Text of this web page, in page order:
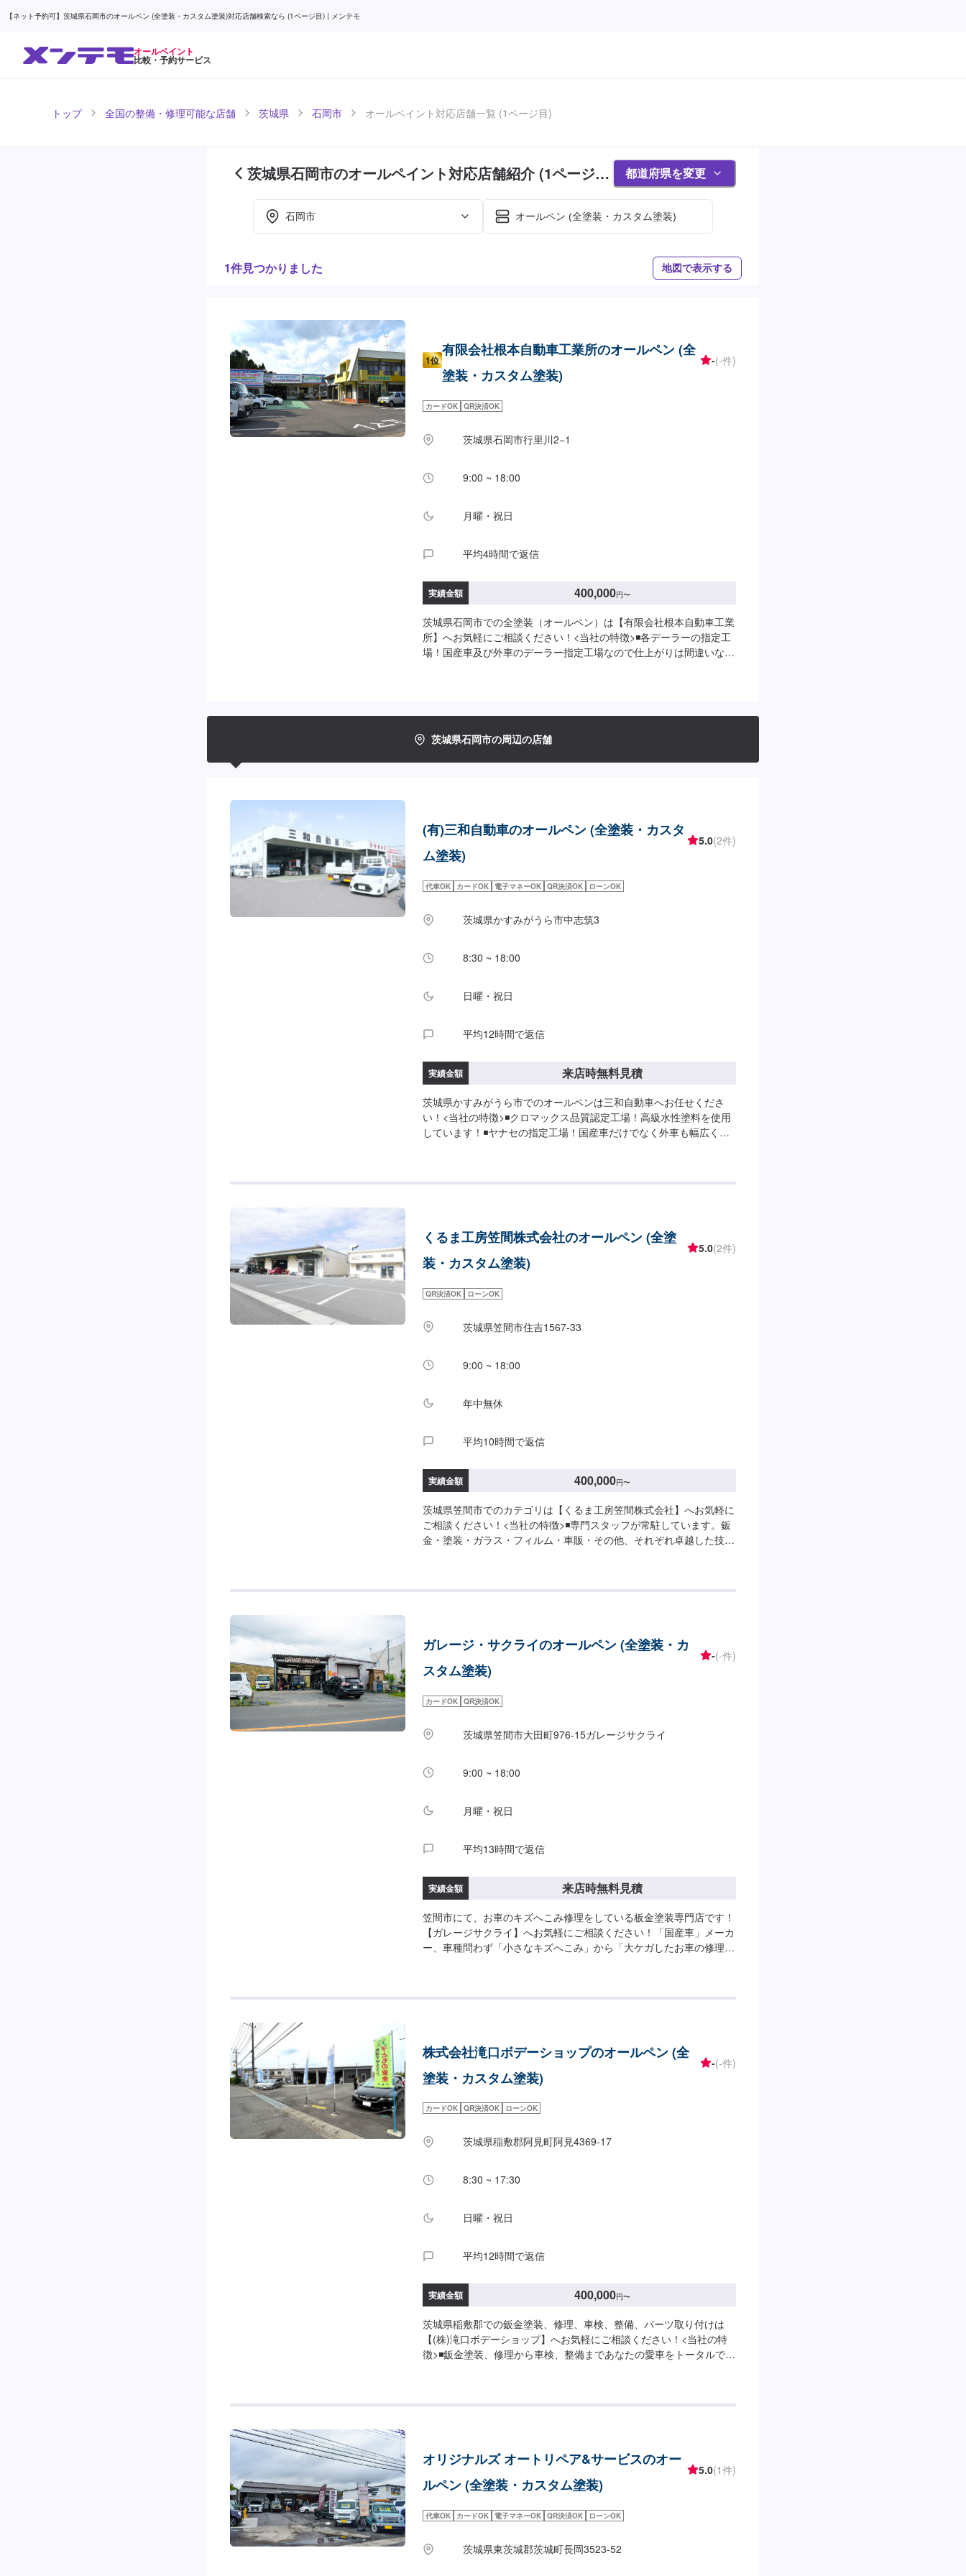
【ネット予約可】茨城県石岡市のオールペン (全塗装・カスタム塗装)対応店舗検索なら (1ページ目) | メンテモ
オールペイント
比較・予約サービス
トップ 全国の整備・修理可能な店舗 茨城県 石岡市 オールペイント対応店舗一覧 (1ページ目)
茨城県石岡市のオールペイント対応店舗紹介 (1ページ
目)
都道府県を変更
石岡市 オールペン (全塗装・カスタム塗装)
1件見つかりました 地図で表示する
1位
有限会社根本自動車工業所のオールペン (全
塗装・カスタム塗装)
-(-件)
カードOK QR決済OK
茨城県石岡市行里川2−1
9:00 ~ 18:00
月曜・祝日
平均4時間で返信
実績金額 400,000円〜
茨城県石岡市での全塗装（オールペン）は【有限会社根本自動車工業
所】へお気軽にご相談ください！<当社の特徴>◾各デーラーの指定工
場！国産車及び外車のデーラー指定工場なので仕上がりは間違いなし
ながら、色々なご提案をさせていただきます<お客様のご予算やご希
があまり取れない…などのご相談もお気軽にどうぞ！【1】オファー
前の空いているスペースに駐車してください。受付はスタッフへ「メ
ンテモで予約しました」とお伝えください。ご案内いたします。【定
休日・営業時間】定休日：月曜日、祝日営業時間：9:00~18:00
茨城県石岡市の周辺の店舗
(有)三和自動車のオールペン (全塗装・カスタ
ム塗装)
5.0(2件)
代車OK カードOK 電子マネーOK QR決済OK ローンOK
茨城県かすみがうら市中志筑3
8:30 ~ 18:00
日曜・祝日
平均12時間で返信
実績金額 来店時無料見積
茨城県かすみがうら市でのオールペンは三和自動車へお任せくださ
い！<当社の特徴>◾クロマックス品質認定工場！高級水性塗料を使用
しています！◾ヤナセの指定工場！国産車だけでなく外車も幅広く対
作業中は代車をご利用ください。※代車の燃料代はお客様にご負担い
ただいております。-----ご来店時の注意、受付方法-----入庫の際はお
気をつけてお越しください。駐車スペースは事務所前の空いているス
した」とお伝えください。ご案内いたします。【定休日・営業時間】
くるま工房笠間株式会社のオールペン (全塗
装・カスタム塗装)
5.0(2件)
QR決済OK ローンOK
茨城県笠間市住吉1567-33
9:00 ~ 18:00
年中無休
平均10時間で返信
実績金額 400,000円〜
茨城県笠間市でのカテゴリは【くるま工房笠間株式会社】へお気軽に
ご相談ください！<当社の特徴>◾専門スタッフが常駐しています。鈑
金・塗装・ガラス・フィルム・車販・その他、それぞれ卓越した技術
安く済ませたい…★お時間があまり取れない…などのご相談もお気軽
にどうぞ！【1】オファーにてお問い合わせ【2】お見積り【3】お見
積りにご納得いただければ作業開始【4】仕上がり次第納車-----納期
前後する場合がございます。予めご了承ください。-----代車について-
い。※代車の燃料代はお客様にご負担いただいております。-----ご来
駐車スペースは事務所前の空いているスペースに駐車してください。
受付はスタッフへ「メンテモで予約しました」とお伝えください。ご
のみ休み）営業時間：9:00~18:00
ガレージ・サクライのオールペン (全塗装・カ
スタム塗装)
-(-件)
カードOK QR決済OK
茨城県笠間市大田町976‐15ガレージサクライ
9:00 ~ 18:00
月曜・祝日
平均13時間で返信
実績金額 来店時無料見積
笠間市にて、お車のキズへこみ修理をしている板金塗装専門店です！
【ガレージサクライ】へお気軽にご相談ください！「国産車」メーカ
ー、車種問わず「小さなキズへこみ」から「大ケガしたお車の修理」
合がございます。予めご了承ください。-----ご来店時の注意、受付方
法-----入庫の際はお気をつけてお越しください。駐車スペースはガレ
ージ前の空いているスペースに駐車してください。受付はスタッフへ
【定休日・営業時間】定休日：月曜日、第2日曜日、第4日曜日・祝
株式会社滝口ボデーショップのオールペン (全
塗装・カスタム塗装)
-(-件)
カードOK QR決済OK ローンOK
茨城県稲敷郡阿見町阿見4369-17
8:30 ~ 17:30
日曜・祝日
平均12時間で返信
実績金額 400,000円〜
茨城県稲敷郡での鈑金塗装、修理、車検、整備、パーツ取り付けは
【(株)滝口ボデーショップ】へお気軽にご相談ください！<当社の特
徴>◾鈑金塗装、修理から車検、整備まであなたの愛車をトータルでサ
の絶対の自信。とにかく安心してお任せください。<ご希望と条件に
応じたパーソナルメニューを提案！>「技術的なクオリティの提供は
もちろん、お客様目線での最善のメニューと車輌価値をできる限り下
プライド。お客様それぞれのニーズや条件に確実に応えることにこだ
積りにご納得いただければ作業開始【4】仕上がり次第納車-----納期
オリジナルズ オートリペア&サービスのオー
ルペン (全塗装・カスタム塗装)
5.0(1件)
代車OK カードOK 電子マネーOK QR決済OK ローンOK
茨城県東茨城郡茨城町長岡3523-52